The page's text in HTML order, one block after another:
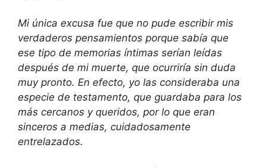
Mi única excusa fue que no pude escribir mis
verdaderos pensamientos porque sabía que
ese tipo de memorias íntimas serían leídas
después de mi muerte, que ocurriría sin duda
muy pronto. En efecto, yo las consideraba una
especie de testamento, que guardaba para los
más cercanos y queridos, por lo que eran
sinceros a medias, cuidadosamente
entrelazados.